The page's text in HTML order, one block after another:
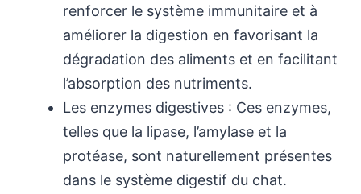
renforcer le système immunitaire et à
améliorer la digestion en favorisant la
dégradation des aliments et en facilitant
l’absorption des nutriments.
Les enzymes digestives : Ces enzymes,
telles que la lipase, l’amylase et la
protéase, sont naturellement présentes
dans le système digestif du chat.